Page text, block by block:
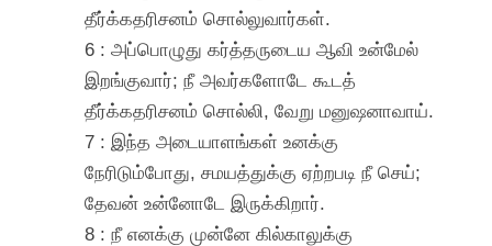
தீர்க்கதரிசனம் சொல்லுவார்கள்.
6 : அப்பொழுது கர்த்தருடைய ஆவி உன்மேல்
இறங்குவார்; நீ அவர்களோடே கூடத்
தீர்க்கதரிசனம் சொல்லி, வேறு மனுஷனாவாய்.
7 : இந்த அடையாளங்கள் உனக்கு
நேரிடும்போது, சமயத்துக்கு ஏற்றபடி நீ செய்;
தேவன் உன்னோடே இருக்கிறார்.
8 : நீ எனக்கு முன்னே கில்காலுக்கு